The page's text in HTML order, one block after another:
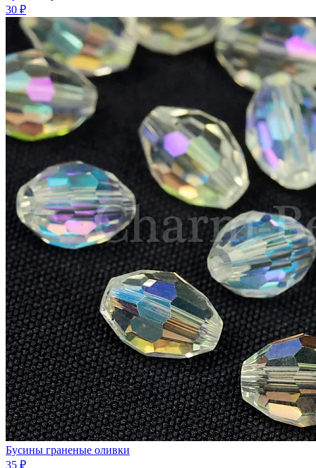
30 ₽
Бусины граненые оливки
35 ₽